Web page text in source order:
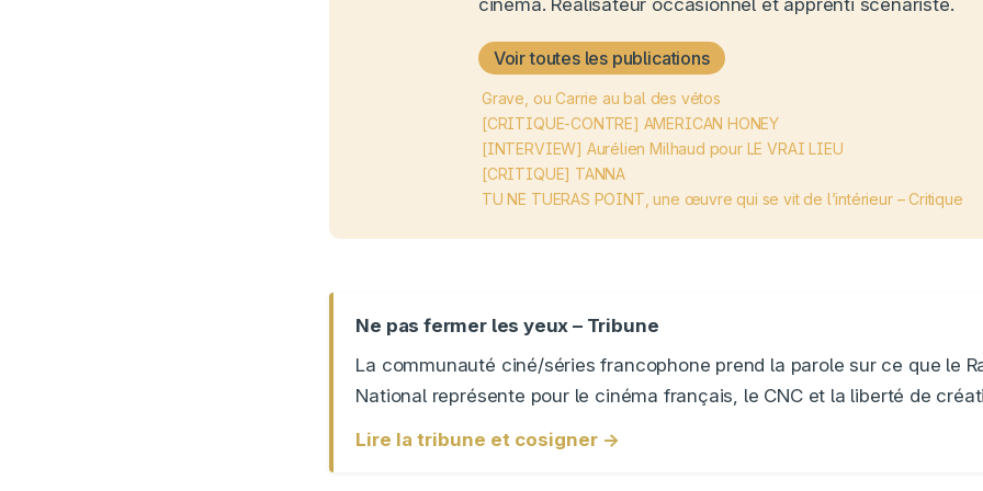
Voir toutes les publications
Grave, ou Carrie au bal des vétos
[CRITIQUE-CONTRE] AMERICAN HONEY
[INTERVIEW] Aurélien Milhaud pour LE VRAI LIEU
[CRITIQUE] TANNA
TU NE TUERAS POINT, une œuvre qui se vit de l’intérieur – Critique
Ne pas fermer les yeux – Tribune
La communauté ciné/séries francophone prend la parole sur ce que le
National représente pour le cinéma français, le CNC et la liberté de
Lire la tribune et cosigner →